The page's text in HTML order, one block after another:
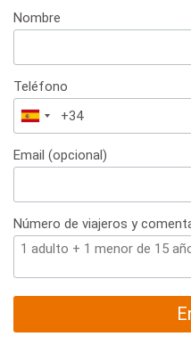
Nombre
Teléfono
España
+34
Email (opcional)
Número de viajeros y